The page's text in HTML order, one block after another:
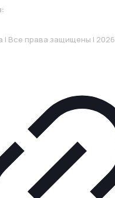
| Все права защищены | 2026